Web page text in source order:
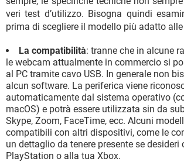
veri test d’utilizzo. Bisogna quindi
prima di scegliere il modello più adatto
La compatibilità: tranne che in alcune
le webcam attualmente in commercio si
al PC tramite cavo USB. In generale non
alcun software. La periferica viene
automaticamente dal sistema operativo
macOS) e potrà essere utilizzata sin da
Skype, Zoom, FaceTime, ecc. Alcuni
compatibili con altri dispositivi, come le
un dettaglio da tenere presente se
PlayStation o alla tua Xbox.